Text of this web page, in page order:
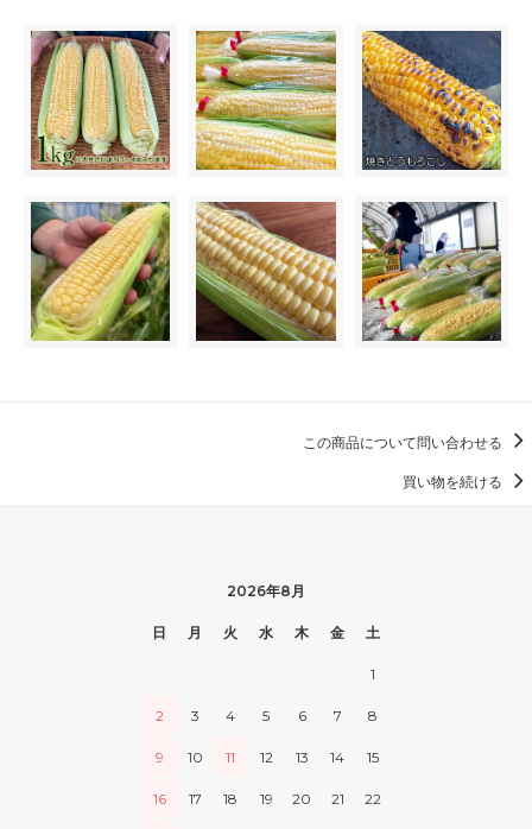
この商品について問い合わせる
買い物を続ける
2026年8月
日 月 火 水 木 金 土
1
2 3 4 5 6 7 8
9 10 11 12 13 14 15
16 17 18 19 20 21 22